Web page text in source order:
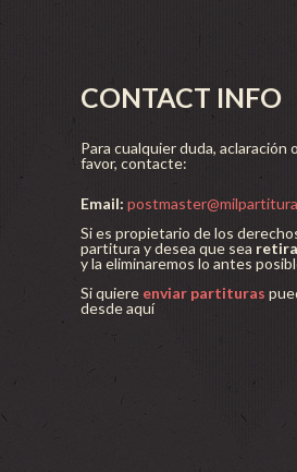
CONTACT INFO
Para cualquier duda, aclaración
favor, contacte:
Email:
Si es propietario de los
partitura y desea que sea
y la eliminaremos lo antes
Si quiere enviar partituras
desde aquí